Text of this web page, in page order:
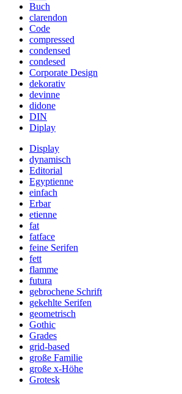
Buch
clarendon
Code
compressed
condensed
condesed
Corporate Design
dekorativ
devinne
didone
DIN
Diplay
Display
dynamisch
Editorial
Egyptienne
einfach
Erbar
etienne
fat
fatface
feine Serifen
fett
flamme
futura
gebrochene Schrift
gekehlte Serifen
geometrisch
Gothic
Grades
grid-based
große Familie
große x-Höhe
Grotesk